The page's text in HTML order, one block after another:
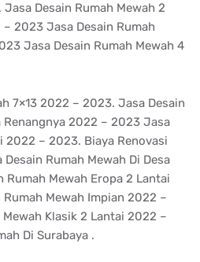
Desain Rumah Mewah 2
2023 Jasa Desain Rumah
Jasa Desain Rumah Mewah 4
7×13 2022 – 2023. Jasa Desain
Renangnya 2022 – 2023 Jasa
2022 – 2023. Biaya Renovasi
Rumah Mewah Di Desa
Mewah Eropa 2 Lantai
Mewah Impian 2022 –
Klasik 2 Lantai 2022 –
Di Surabaya .